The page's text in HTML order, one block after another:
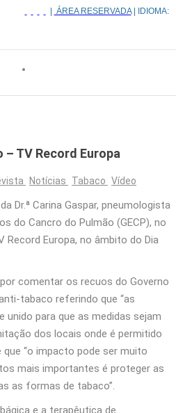
ÁREA RESERVADA| IDIOMA:
– TV Record Europa
Notícias Tabaco Vídeo
Dr.ª Carina Gaspar, pneumologista
do Cancro do Pulmão (GECP), no
Record Europa, no âmbito do Dia
comentar os recuos do Governo
tabaco referindo que “as
para que as medidas sejam
dos locais onde é permitido
“o impacto pode ser muito
mais importantes é proteger as
as formas de tabaco”.
e a terapêutica de